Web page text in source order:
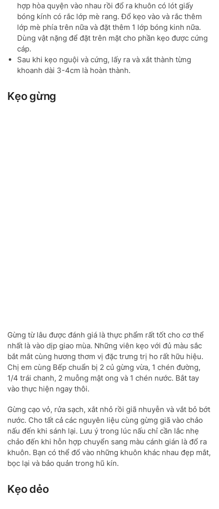
hợp hòa quyện vào nhau rồi đổ ra khuôn có lót giấy
bóng kính có rắc lớp mè rang. Đổ kẹo vào và rắc thêm
lớp mè phía trên nữa và đặt thêm 1 lớp bóng kinh nữa.
Dùng vật nặng để đặt trên mặt cho phần kẹo được cứng
cáp.
Sau khi kẹo nguội và cứng, lấy ra và xắt thành từng
khoanh dài 3-4cm là hoàn thành.
Kẹo gừng
Gừng từ lâu được đánh giá là thực phẩm rất tốt cho cơ thể
nhất là vào dịp giao mùa. Những viên kẹo với đủ màu sắc
bắt mắt cùng hương thơm vị đặc trưng trị ho rất hữu hiệu.
Chị em cùng Bếp chuẩn bị 2 củ gừng vừa, 1 chén đường,
1/4 trái chanh, 2 muỗng mật ong và 1 chén nước. Bắt tay
vào thực hiện ngay thôi.
Gừng cạo vỏ, rửa sạch, xắt nhỏ rồi giã nhuyễn và vắt bỏ bớt
nước. Cho tất cả các nguyên liệu cùng gừng giã vào chảo
nấu đến khi sánh lại. Lưu ý trong lúc nấu chỉ cần lắc nhẹ
chảo đến khi hỗn hợp chuyển sang màu cánh gián là đổ ra
khuôn. Bạn có thể đổ vào những khuôn khác nhau đẹp mắt,
bọc lại và bảo quản trong hũ kín.
Kẹo dẻo